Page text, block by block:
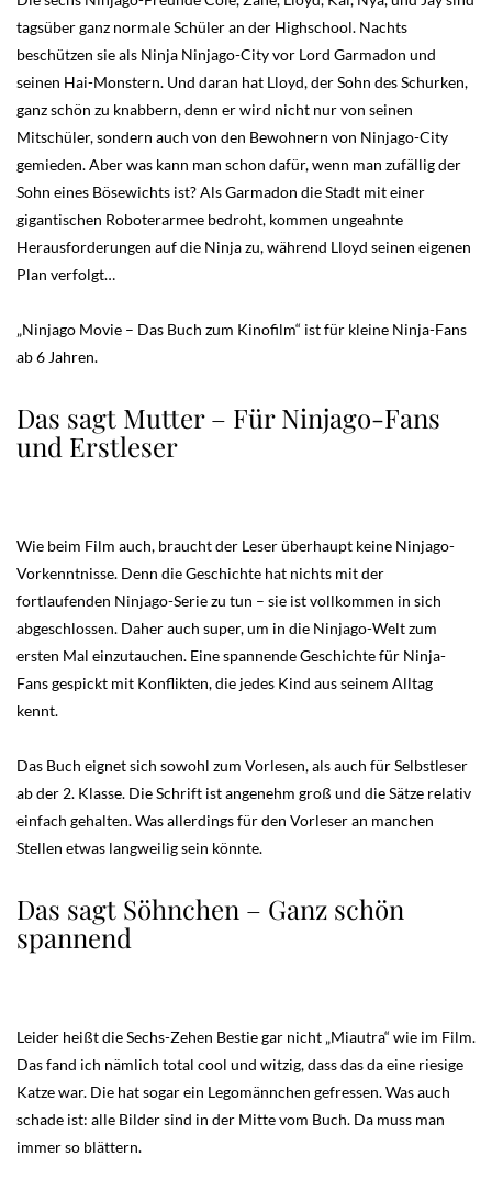
tagsüber ganz normale Schüler an der Highschool. Nachts
beschützen sie als Ninja Ninjago-City vor Lord Garmadon und
seinen Hai-Monstern. Und daran hat Lloyd, der Sohn des Schurken,
ganz schön zu knabbern, denn er wird nicht nur von seinen
Mitschüler, sondern auch von den Bewohnern von Ninjago-City
gemieden. Aber was kann man schon dafür, wenn man zufällig der
Sohn eines Bösewichts ist? Als Garmadon die Stadt mit einer
gigantischen Roboterarmee bedroht, kommen ungeahnte
Herausforderungen auf die Ninja zu, während Lloyd seinen eigenen
Plan verfolgt…
„Ninjago Movie – Das Buch zum Kinofilm“ ist für kleine Ninja-Fans
ab 6 Jahren.
Das sagt Mutter – Für Ninjago-Fans
und Erstleser
Wie beim Film auch, braucht der Leser überhaupt keine Ninjago-
Vorkenntnisse. Denn die Geschichte hat nichts mit der
fortlaufenden Ninjago-Serie zu tun – sie ist vollkommen in sich
abgeschlossen. Daher auch super, um in die Ninjago-Welt zum
ersten Mal einzutauchen. Eine spannende Geschichte für Ninja-
Fans gespickt mit Konflikten, die jedes Kind aus seinem Alltag
kennt.
Das Buch eignet sich sowohl zum Vorlesen, als auch für Selbstleser
ab der 2. Klasse. Die Schrift ist angenehm groß und die Sätze relativ
einfach gehalten. Was allerdings für den Vorleser an manchen
Stellen etwas langweilig sein könnte.
Das sagt Söhnchen – Ganz schön
spannend
Leider heißt die Sechs-Zehen Bestie gar nicht „Miautra“ wie im Film.
Das fand ich nämlich total cool und witzig, dass das da eine riesige
Katze war. Die hat sogar ein Legomännchen gefressen. Was auch
schade ist: alle Bilder sind in der Mitte vom Buch. Da muss man
immer so blättern.